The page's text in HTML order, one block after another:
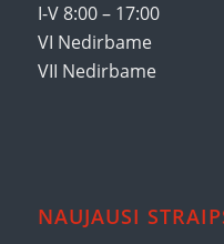
I-V 8:00 – 17:00
VI Nedirbame
VII Nedirbame
NAUJAUSI